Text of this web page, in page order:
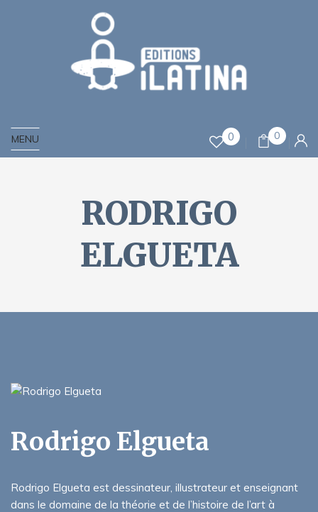
MENU 0 0
RODRIGO
ELGUETA
Rodrigo Elgueta
Rodrigo Elgueta est dessinateur, illustrateur et enseignant
dans le domaine de la théorie et de l’histoire de l’art à